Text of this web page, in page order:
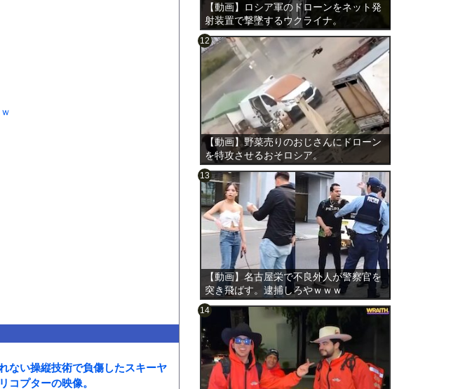
件まで。それ以降の古いものは表
ない操縦技術で負傷したスキーヤ
コプターの映像。
【動画】ロシア軍のドローンをネット発
射装置で撃墜するウクライナ。
【動画】野菜売りのおじさんにドローン
を特攻させるおそロシア。
【動画】名古屋栄で不良外人が警察官を
突き飛ばす。逮捕しろやｗｗｗ